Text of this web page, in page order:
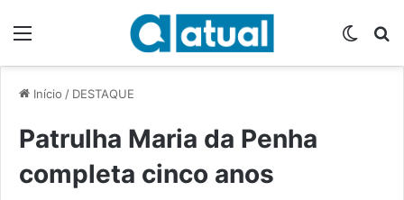
Início / DESTAQUE
Patrulha Maria da Penha
completa cinco anos